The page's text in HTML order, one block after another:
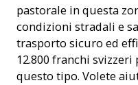
pastorale in questa
condizioni stradali e
trasporto sicuro ed
12.800 franchi
questo tipo. Volete